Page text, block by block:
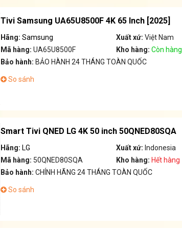
Tivi Samsung UA65U8500F 4K 65 Inch [2025]
Hãng: Samsung Xuất xứ: Việt Nam
Mã hàng: UA65U8500F Kho hàng: Còn hàng
Bảo hành: BẢO HÀNH 24 THÁNG TOÀN QUỐC
So sánh
Smart Tivi QNED LG 4K 50 inch 50QNED80SQA
Hãng: LG Xuất xứ: Indonesia
Mã hàng: 50QNED80SQA Kho hàng: Hết hàng
Bảo hành: CHÍNH HÃNG 24 THÁNG TOÀN QUỐC
So sánh